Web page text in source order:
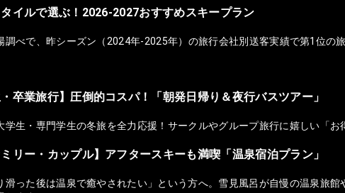
タイルで選ぶ！2026-2027おすすめスキープラン
調べで、昨シーズン（2024年-2025年）の旅行会社別送客実績で第1位の
卒業旅行】圧倒的コスパ！「朝発日帰り＆夜行バスツアー」
学生・専門学生の冬旅を全力応援！サークルやグループ旅行に嬉しい「お
リー・カップル】アフタースキーも満喫「温泉宿泊プラン」
滑った後は温泉で癒やされたい」という方へ。雪見風呂が自慢の温泉旅